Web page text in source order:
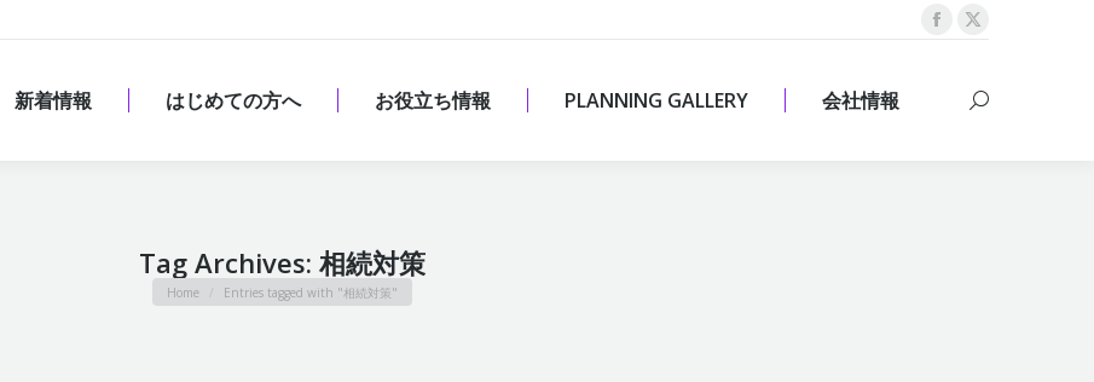
Facebook
opens
X
opens
新着情報 はじめての方へ お役立ち情報 PLANNING GALLERY 会社情報 Search:
Tag Archives: 相続対策
You are here:
Home Entries tagged with "相続対策"
新着情報 はじめての方へ お役立ち情報 PLANNING GALLERY 会社情報 Search: